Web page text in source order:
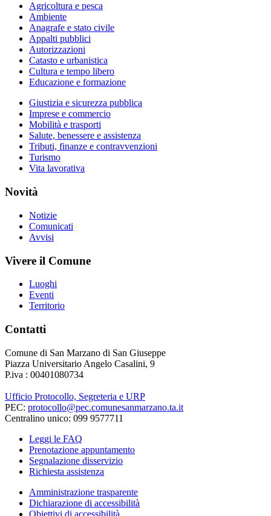
Agricoltura e pesca
Ambiente
Anagrafe e stato civile
Appalti pubblici
Autorizzazioni
Catasto e urbanistica
Cultura e tempo libero
Educazione e formazione
Giustizia e sicurezza pubblica
Imprese e commercio
Mobilità e trasporti
Salute, benessere e assistenza
Tributi, finanze e contravvenzioni
Turismo
Vita lavorativa
Novità
Notizie
Comunicati
Avvisi
Vivere il Comune
Luoghi
Eventi
Territorio
Contatti
Comune di San Marzano di San Giuseppe
Piazza Universitario Angelo Casalini, 9
P.iva : 00401080734
Ufficio Protocollo, Segreteria e URP
PEC: protocollo@pec.comunesanmarzano.ta.it
Centralino unico: 099 9577711
Leggi le FAQ
Prenotazione appuntamento
Segnalazione disservizio
Richiesta assistenza
Amministrazione trasparente
Dichiarazione di accessibilità
Obiettivi di accessibilità